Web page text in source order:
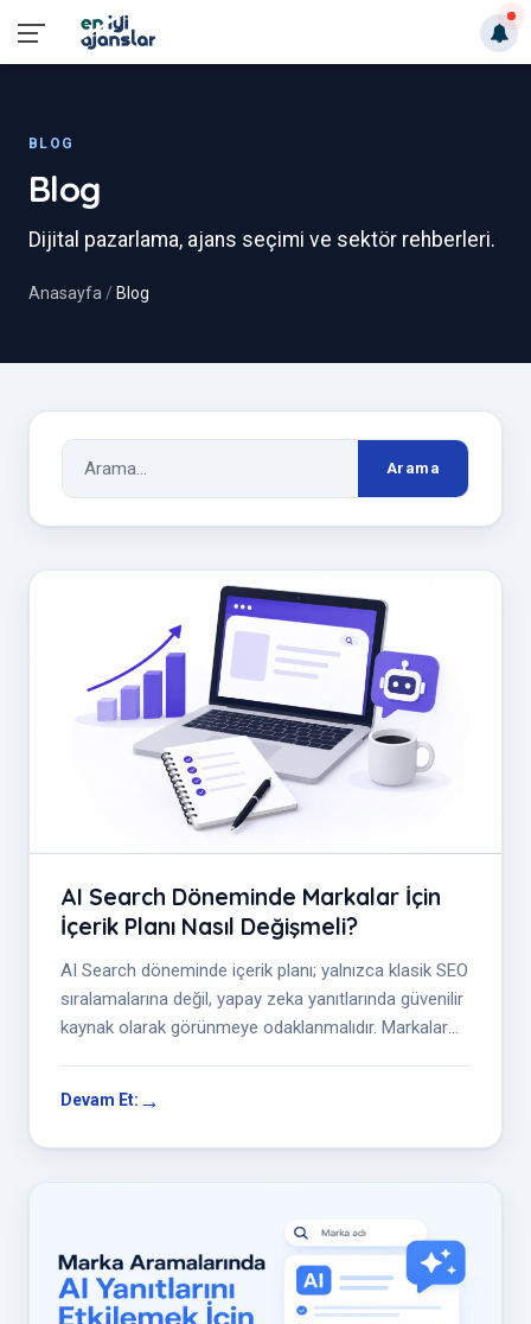
BLOG
Blog
Dijital pazarlama, ajans seçimi ve sektör rehberleri.
Anasayfa Blog
Arama
AI Search Döneminde Markalar İçin
İçerik Planı Nasıl Değişmeli?
AI Search döneminde içerik planı; yalnızca klasik SEO
sıralamalarına değil, yapay zeka yanıtlarında güvenilir
kaynak olarak görünmeye odaklanmalıdır. Markalar
Devam Et: